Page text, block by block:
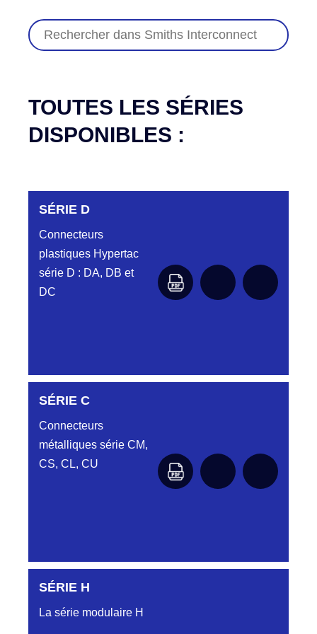
TOUTES LES SÉRIES
DISPONIBLES :
SÉRIE D
Connecteurs
plastiques Hypertac
série D : DA, DB et
DC
DC6122340N
D03EC612MT CONNECTEUR NOIR
DC6122340O
CONNECTEUR ORANGE DC612 23 40O
D03EP612FT NOIR CONNECTEUR
DC6123340B
SÉRIE C
Connecteurs
métalliques série CM,
CS, CL, CU
SÉRIE CL
SÉRIE H
La série modulaire H